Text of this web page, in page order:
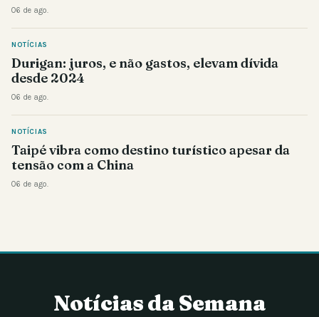
06 de ago.
NOTÍCIAS
Durigan: juros, e não gastos, elevam dívida
desde 2024
06 de ago.
NOTÍCIAS
Taipé vibra como destino turístico apesar da
tensão com a China
06 de ago.
Notícias da Semana